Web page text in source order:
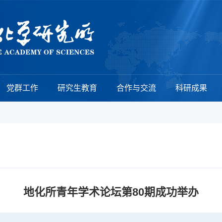
党群工作 研究生教育 合作与交流 科研成果
地化所青年学术论坛第80期成功举办